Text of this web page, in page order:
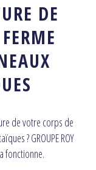
DE
de votre corps de
? GROUPE ROY
fonctionne.